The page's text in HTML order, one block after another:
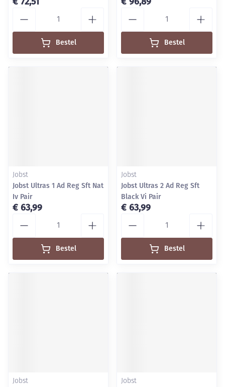
Bestel Bestel
Jobst
Jobst Ultras 1 Ad Reg Sft Nat
Iv Pair
€ 63,99
Bestel
Jobst
Jobst Ultras 2 Ad Reg Sft
Black Vi Pair
€ 63,99
Bestel
Jobst Jobst